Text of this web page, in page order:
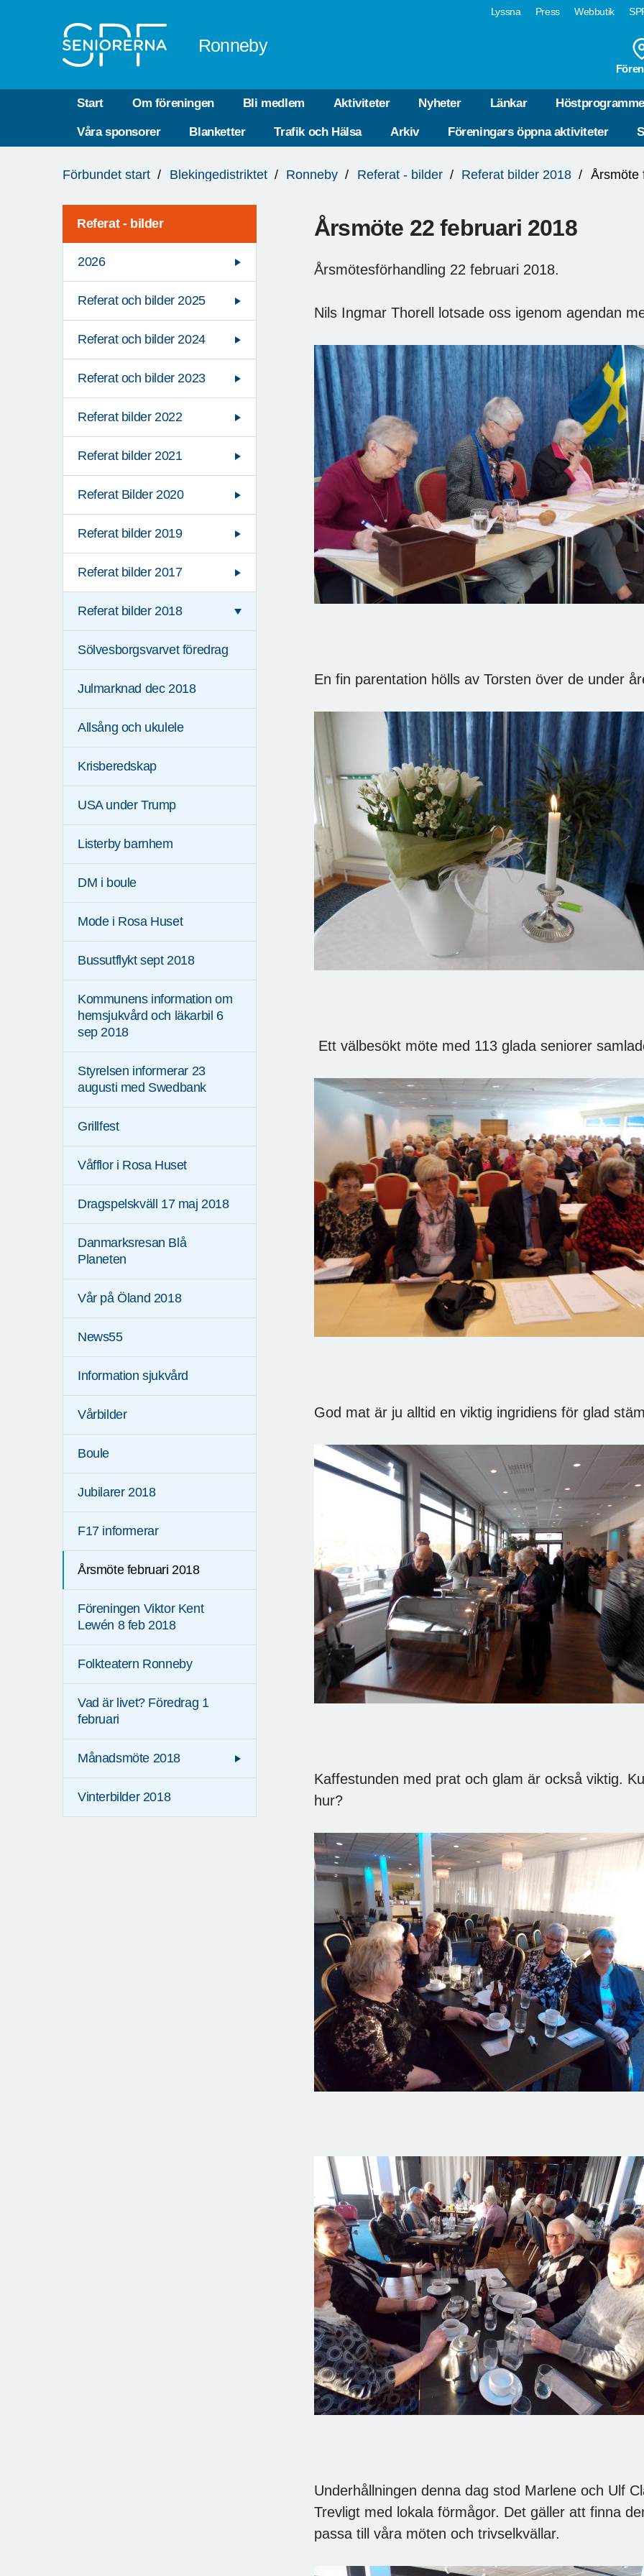
Lyssna Press Webbutik
Ronneby
Start Om föreningen Bli medlem Aktiviteter Nyheter Länkar
Våra sponsorer Blanketter Trafik och Hälsa Arkiv Föreningars öppna aktiviteter
är
Förbundet start Blekingedistriktet Ronneby Referat - bilder Referat bilder 2018 Årsmöte
Referat - bilder
2026
Referat och bilder 2025
Referat och bilder 2024
Referat och bilder 2023
Referat bilder 2022
Referat bilder 2021
Referat Bilder 2020
Referat bilder 2019
Referat bilder 2017
Referat bilder 2018
Sölvesborgsvarvet föredrag
Julmarknad dec 2018
Allsång och ukulele
Krisberedskap
USA under Trump
Listerby barnhem
DM i boule
Mode i Rosa Huset
Bussutflykt sept 2018
Kommunens information om
hemsjukvård och läkarbil 6
sep 2018
Styrelsen informerar 23
augusti med Swedbank
Grillfest
Våfflor i Rosa Huset
Dragspelskväll 17 maj 2018
Danmarksresan Blå
Planeten
Vår på Öland 2018
News55
Information sjukvård
Vårbilder
Boule
Jubilarer 2018
F17 informerar
Årsmöte februari 2018
Föreningen Viktor Kent
Lewén 8 feb 2018
Folkteatern Ronneby
Vad är livet? Föredrag 1
februari
Månadsmöte 2018
Vinterbilder 2018
Årsmöte 22 februari 2018
Årsmötesförhandling 22 februari 2018.
Nils Ingmar Thorell lotsade oss igenom agendan
En fin parentation hölls av Torsten över de under
Ett välbesökt möte med 113 glada seniorer
God mat är ju alltid en viktig ingridiens för glad
Kaffestunden med prat och glam är också viktig.
hur?
Underhållningen denna dag stod Marlene och Ulf
Trevligt med lokala förmågor. Det gäller att finna
passa till våra möten och trivselkvällar.